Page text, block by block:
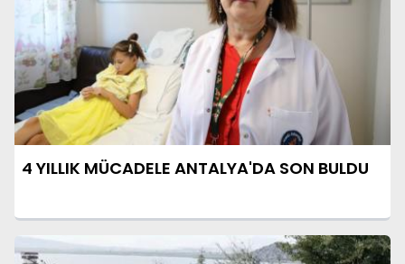
4 YILLIK MÜCADELE ANTALYA'DA SON BULDU